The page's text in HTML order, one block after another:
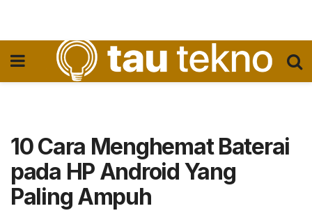
10 Cara Menghemat Baterai
pada HP Android Yang
Paling Ampuh